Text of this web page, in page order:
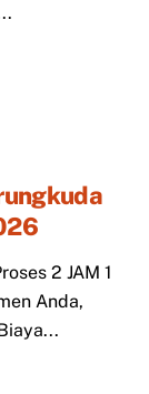
2 JAM 1
Anda,